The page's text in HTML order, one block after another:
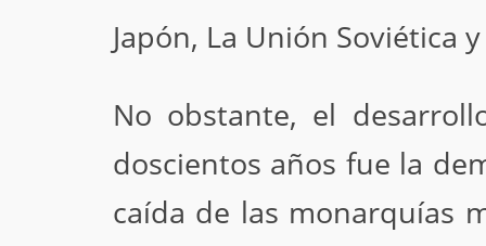
Japón, La Unión Soviética
No obstante, el
doscientos años fue la
caída de las monarquías